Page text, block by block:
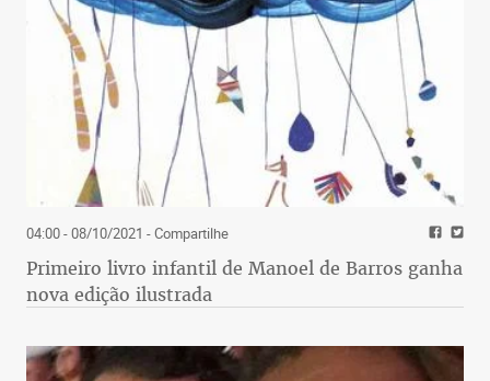
04:00 - 08/10/2021 - Compartilhe
Primeiro livro infantil de Manoel de Barros ganha
nova edição ilustrada